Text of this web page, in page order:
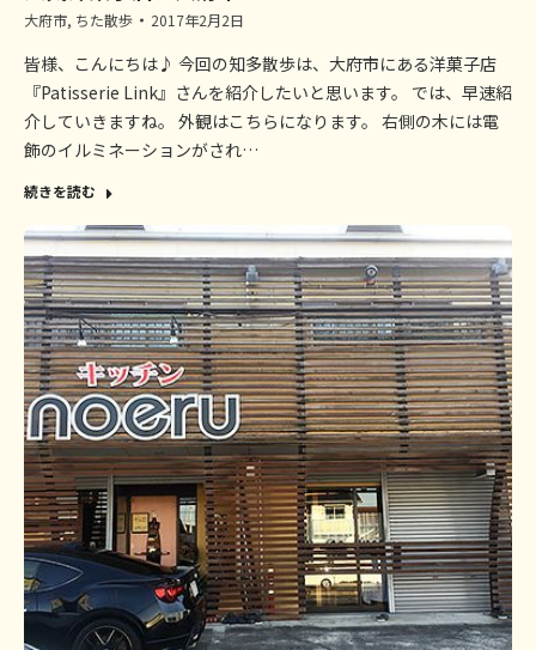
大府市, ちた散歩 2017年2月2日
皆様、こんにちは♪ 今回の知多散歩は、大府市にある洋菓子店
『Patisserie Link』さんを紹介したいと思います。 では、早速紹
介していきますね。 外観はこちらになります。 右側の木には電
飾のイルミネーションがされ…
続きを読む